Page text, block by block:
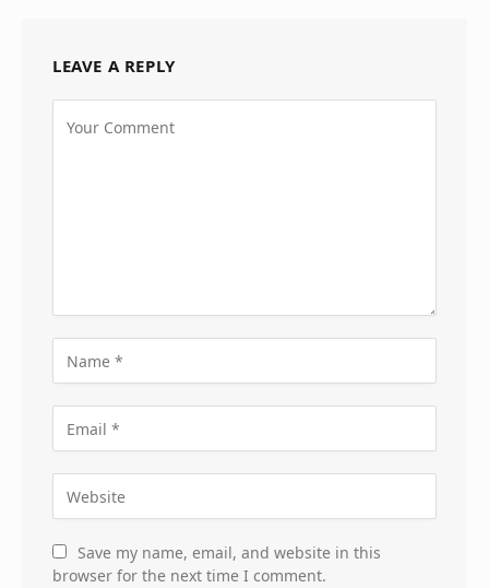
LEAVE A REPLY
Save my name, email, and website in this
browser for the next time I comment.